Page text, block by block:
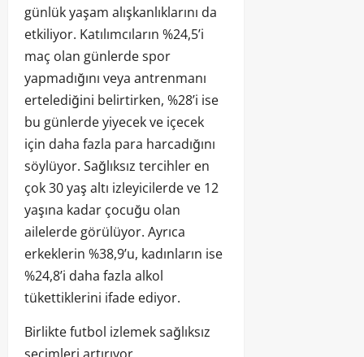
günlük yaşam alışkanlıklarını da
etkiliyor. Katılımcıların %24,5’i
maç olan günlerde spor
yapmadığını veya antrenmanı
ertelediğini belirtirken, %28’i ise
bu günlerde yiyecek ve içecek
için daha fazla para harcadığını
söylüyor. Sağlıksız tercihler en
çok 30 yaş altı izleyicilerde ve 12
yaşına kadar çocuğu olan
ailelerde görülüyor. Ayrıca
erkeklerin %38,9’u, kadınların ise
%24,8’i daha fazla alkol
tükettiklerini ifade ediyor.
Birlikte futbol izlemek sağlıksız